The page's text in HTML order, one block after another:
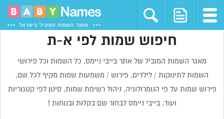
חיפוש שמות לפי א-ת
מאגר השמות המוביל של אתר בייבי ניימס, כל השמות וכל פירושי
השמות לתינוקות / לילדים, פירוש / משמעות שמות מקיף לכל שם,
פירוש שמות על פי הנומרולוגיה, ניהול רשימת שמות, סינון לפי קטגוריות
ועוד. בייבי ניימס לבחור שם בקלות ובנוחות !